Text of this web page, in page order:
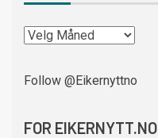
Follow @Eikernyttno
FOR EIKERNYTT.NO